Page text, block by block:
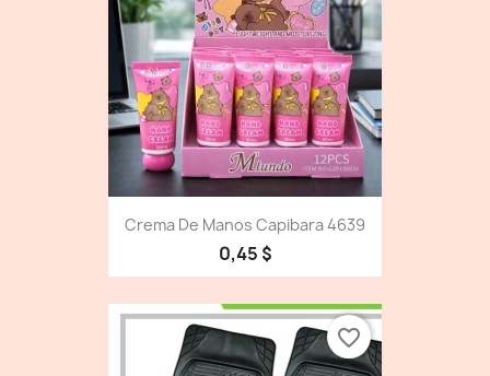
Crema De Manos Capibara 4639
0,45 $
favorite_border